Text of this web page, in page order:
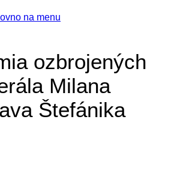
na menu
ozbrojených
Milana
Štefánika